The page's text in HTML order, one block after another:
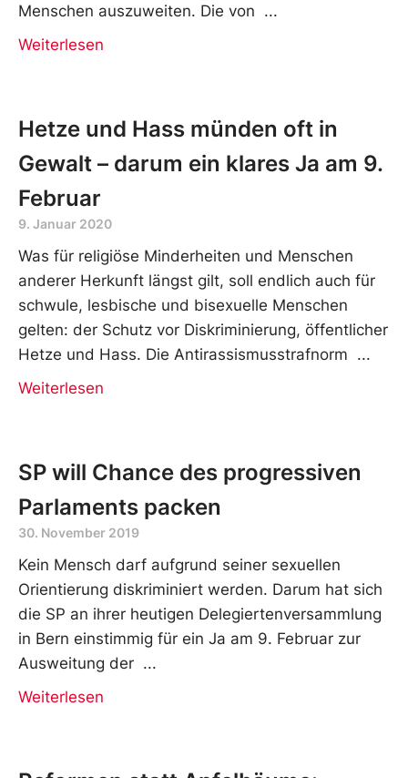
Menschen auszuweiten. Die von
Weiterlesen
Hetze und Hass münden oft in
Gewalt – darum ein klares Ja am 9.
Februar
9. Januar 2020
Was für religiöse Minderheiten und Menschen
anderer Herkunft längst gilt, soll endlich auch für
schwule, lesbische und bisexuelle Menschen
gelten: der Schutz vor Diskriminierung, öffentlicher
Hetze und Hass. Die Antirassismusstrafnorm
Weiterlesen
SP will Chance des progressiven
Parlaments packen
30. November 2019
Kein Mensch darf aufgrund seiner sexuellen
Orientierung diskriminiert werden. Darum hat sich
die SP an ihrer heutigen Delegiertenversammlung
in Bern einstimmig für ein Ja am 9. Februar zur
Ausweitung der
Weiterlesen